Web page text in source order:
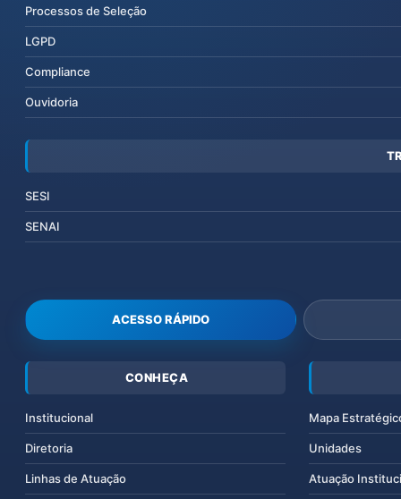
Processos de Seleção
LGPD
Compliance
Ouvidoria
SESI
SENAI
ACESSO RÁPIDO
CONHEÇA
Institucional
Diretoria
Linhas de Atuação
Mapa
Unidades
Atuação